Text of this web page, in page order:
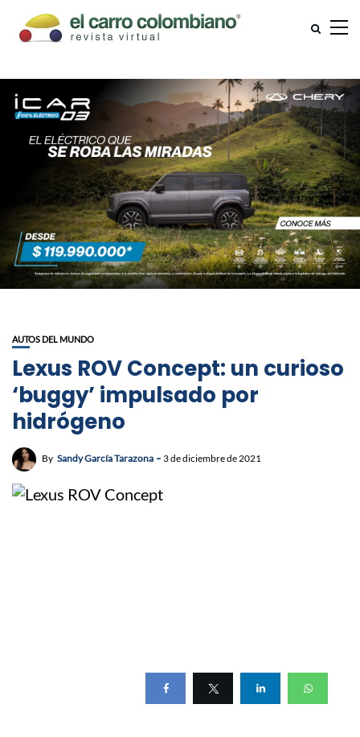
AUTOS DEL MUNDO
Lexus ROV Concept: un curioso
‘buggy’ impulsado por
hidrógeno
By Sandy García Tarazona 3 de diciembre de 2021